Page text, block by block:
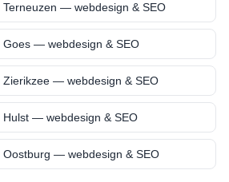
Terneuzen — webdesign & SEO
Goes — webdesign & SEO
Zierikzee — webdesign & SEO
Hulst — webdesign & SEO
Oostburg — webdesign & SEO